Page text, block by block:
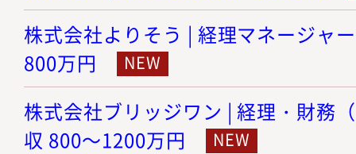
株式会社よりそう | 経理マネージャ
800万円
株式会社ブリッジワン | 経理・財務
収 800～1200万円